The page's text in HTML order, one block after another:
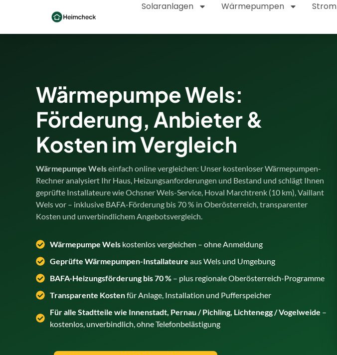
Solaranlagen Wärmepumpen Strom
Wärmepumpe Wels:
Förderung, Anbieter &
Kosten im Vergleich
Wärmepumpe Welseinfach online vergleichen: Unser kostenloser Wärmepumpen-
Rechner analysiert Ihr Haus, Heizungsanforderungen und Bestand und schlägt Ihnen
geprüfte Installateure wie Ochsner Wels-Service, Hoval Marchtrenk (10 km), Vaillant
Wels vor – inklusive BAFA-Förderung bis 70 % in Oberösterreich, transparenter
Kosten und unverbindlichem Angebotsvergleich.
Wärmepumpe Welskostenlos vergleichen – ohne Anmeldung
Geprüfte Wärmepumpen-Installateure aus Wels und Umgebung
BAFA-Heizungsförderung bis 70 %– plus regionale Oberösterreich-Programme
Transparente Kostenfür Anlage, Installation und Pufferspeicher
Für alle Stadtteile wie Innenstadt, Pernau / Pichling, Lichtenegg / Vogelweide –
kostenlos, unverbindlich, ohne Telefonbelästigung